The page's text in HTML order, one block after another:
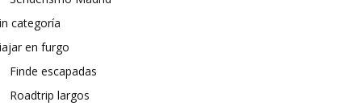
categoría
en furgo
Finde escapadas
Roadtrip largos